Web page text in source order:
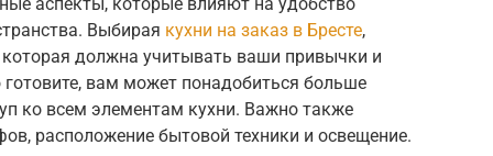
Выбирая кухни на заказ в Бресте,
должна учитывать ваши привычки и
вам может понадобиться больше
ко всем элементам кухни. Важно также
расположение бытовой техники и освещение.